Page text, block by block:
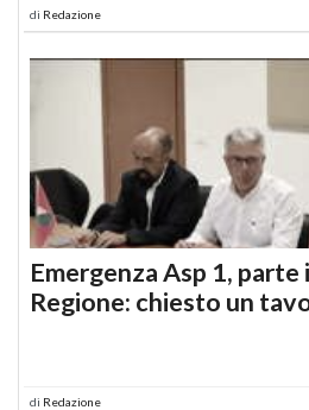
di Redazione
Emergenza Asp 1,
Regione: chiesto un
di Redazione